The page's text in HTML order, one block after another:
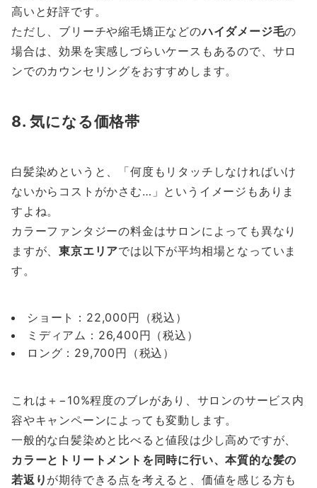
高いと好評です。
ただし、ブリーチや縮毛矯正などのハイダメージ毛の
場合は、効果を実感しづらいケースもあるので、サロ
ンでのカウンセリングをおすすめします。
8. 気になる価格帯
白髪染めというと、「何度もリタッチしなければいけ
ないからコストがかさむ…」というイメージもありま
すよね。
カラーファンタジーの料金はサロンによっても異なり
ますが、東京エリアでは以下が平均相場となっていま
す。
ショート：22,000円（税込）
ミディアム：26,400円（税込）
ロング：29,700円（税込）
これは＋−10%程度のブレがあり、サロンのサービス内
容やキャンペーンによっても変動します。
一般的な白髪染めと比べると値段は少し高めですが、
カラーとトリートメントを同時に行い、本質的な髪の
若返り が期待できる点を考えると、価値を感じる方も